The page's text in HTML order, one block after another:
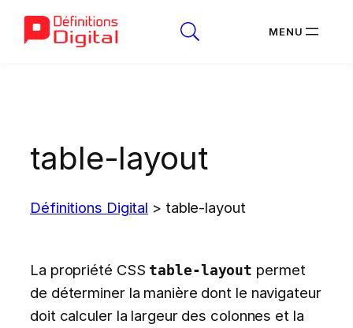
table-layout
Définitions Digital > table-layout
La propriété CSS table-layout permet
de déterminer la manière dont le navigateur
doit calculer la largeur des colonnes et la